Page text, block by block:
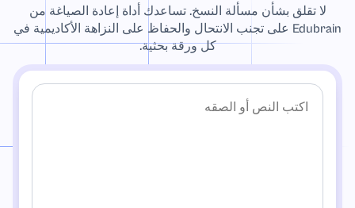
لا تقلق بشأن مسألة النسخ. تساعدك أداة إعادة الصياغة من
Edubrain على تجنب الانتحال والحفاظ على النزاهة الأكاديمية في
كل ورقة بحثية.